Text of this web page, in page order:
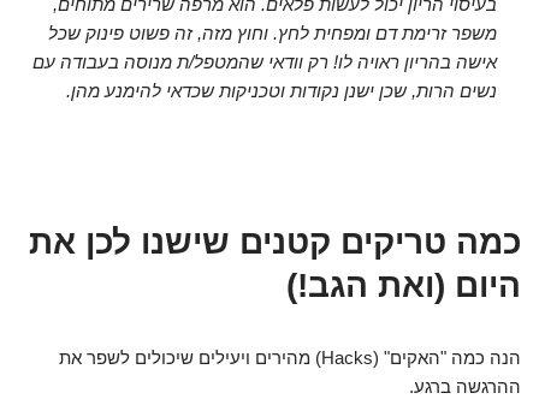
בעיסוי הריון יכול לעשות פלאים. הוא מרפה שרירים מתוחים,
משפר זרימת דם ומפחית לחץ. וחוץ מזה, זה פשוט פינוק שכל
אישה בהריון ראויה לו! רק וודאי שהמטפל/ת מנוסה בעבודה עם
נשים הרות, שכן ישנן נקודות וטכניקות שכדאי להימנע מהן.
כמה טריקים קטנים שישנו לכן את
היום (ואת הגב!)
הנה כמה "האקים" (Hacks) מהירים ויעילים שיכולים לשפר את
ההרגשה ברגע.